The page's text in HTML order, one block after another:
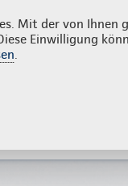
Mit der von Ihnen
Einwilligung
.